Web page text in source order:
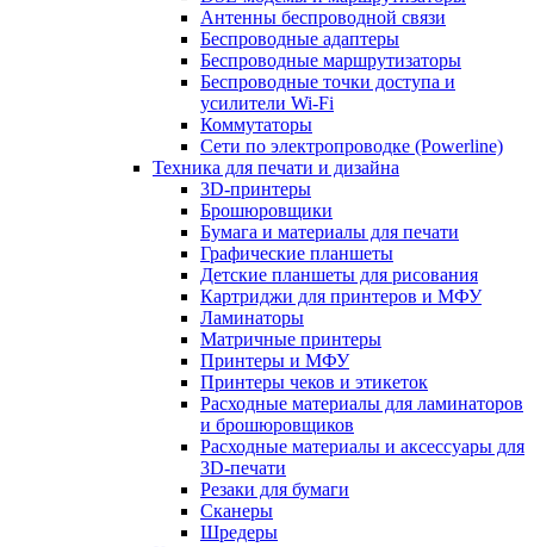
Антенны беспроводной связи
Беспроводные адаптеры
Беспроводные маршрутизаторы
Беспроводные точки доступа и
усилители Wi-Fi
Коммутаторы
Сети по электропроводке (Powerline)
Техника для печати и дизайна
3D-принтеры
Брошюровщики
Бумага и материалы для печати
Графические планшеты
Детские планшеты для рисования
Картриджи для принтеров и МФУ
Ламинаторы
Матричные принтеры
Принтеры и МФУ
Принтеры чеков и этикеток
Расходные материалы для ламинаторов
и брошюровщиков
Расходные материалы и аксессуары для
3D-печати
Резаки для бумаги
Сканеры
Шредеры